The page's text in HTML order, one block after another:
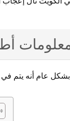
عام أنه يتم في